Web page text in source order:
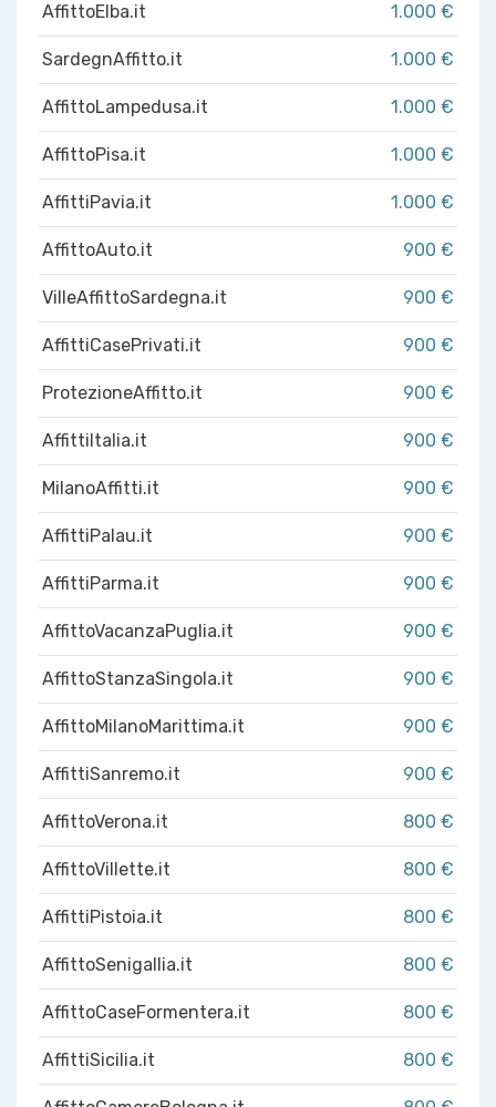
AffittoElba.it 1.000 €
SardegnAffitto.it 1.000 €
AffittoLampedusa.it 1.000 €
AffittoPisa.it 1.000 €
AffittiPavia.it 1.000 €
AffittoAuto.it 900 €
VilleAffittoSardegna.it 900 €
AffittiCasePrivati.it 900 €
ProtezioneAffitto.it 900 €
AffittiItalia.it 900 €
MilanoAffitti.it 900 €
AffittiPalau.it 900 €
AffittiParma.it 900 €
AffittoVacanzaPuglia.it 900 €
AffittoStanzaSingola.it 900 €
AffittoMilanoMarittima.it 900 €
AffittiSanremo.it 900 €
AffittoVerona.it 800 €
AffittoVillette.it 800 €
AffittiPistoia.it 800 €
AffittoSenigallia.it 800 €
AffittoCaseFormentera.it 800 €
AffittiSicilia.it 800 €